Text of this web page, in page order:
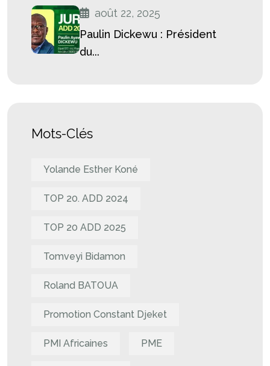
août 22, 2025
Paulin Dickewu : Président
du...
Mots-Clés
Yolande Esther Koné
TOP 20. ADD 2024
TOP 20 ADD 2025
Tomveyi Bidamon
Roland BATOUA
Promotion Constant Djeket
PMI Africaines PME